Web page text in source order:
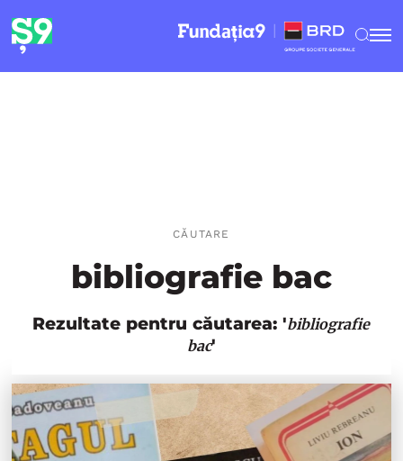
CĂUTARE
bibliografie bac
Rezultate pentru căutarea: 'bibliografie
bac'